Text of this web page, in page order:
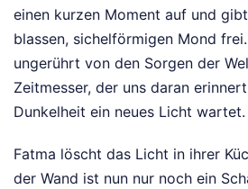
einen kurzen Moment auf und
blassen, sichelförmigen Mond
ungerührt von den Sorgen der
Zeitmesser, der uns daran
Dunkelheit ein neues Licht wartet.
Fatma löscht das Licht in ihrer
der Wand ist nun nur noch ein